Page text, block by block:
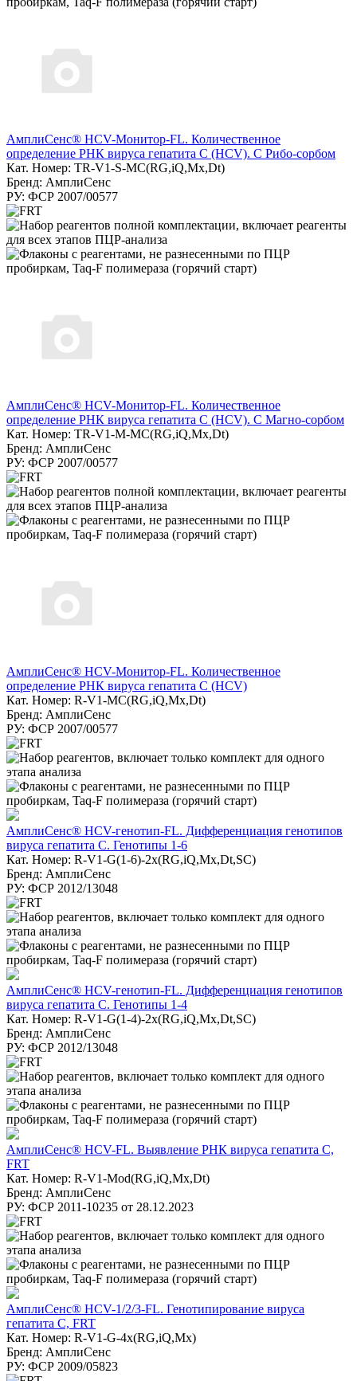
АмплиСенс® HCV-Монитор-FL. Количественное
определение РНК вируса гепатита C (HCV). С Рибо-сорбом
Кат. Номер: TR-V1-S-MC(RG,iQ,Мх,Dt)
Бренд: АмплиСенс
РУ: ФСР 2007/00577
АмплиСенс® HCV-Монитор-FL. Количественное
определение РНК вируса гепатита C (HCV). С Магно-сорбом
Кат. Номер: TR-V1-M-MC(RG,iQ,Мх,Dt)
Бренд: АмплиСенс
РУ: ФСР 2007/00577
АмплиСенс® HCV-Монитор-FL. Количественное
определение РНК вируса гепатита C (HCV)
Кат. Номер: R-V1-MC(RG,iQ,Mx,Dt)
Бренд: АмплиСенс
РУ: ФСР 2007/00577
АмплиСенс® HCV-генотип-FL. Дифференциация генотипов
вируса гепатита С. Генотипы 1-6
Кат. Номер: R-V1-G(1-6)-2x(RG,iQ,Mx,Dt,SC)
Бренд: АмплиСенс
РУ: ФСР 2012/13048
АмплиСенс® HCV-генотип-FL. Дифференциация генотипов
вируса гепатита С. Генотипы 1-4
Кат. Номер: R-V1-G(1-4)-2х(RG,iQ,Mx,Dt,SC)
Бренд: АмплиСенс
РУ: ФСР 2012/13048
АмплиСенс® HCV-FL. Выявление РНК вируса гепатита С,
FRT
Кат. Номер: R-V1-Mod(RG,iQ,Mx,Dt)
Бренд: АмплиСенс
РУ: ФСР 2011-10235 от 28.12.2023
АмплиСенс® HCV-1/2/3-FL. Генотипирование вируса
гепатита С, FRT
Кат. Номер: R-V1-G-4х(RG,iQ,Mx)
Бренд: АмплиСенс
РУ: ФСР 2009/05823